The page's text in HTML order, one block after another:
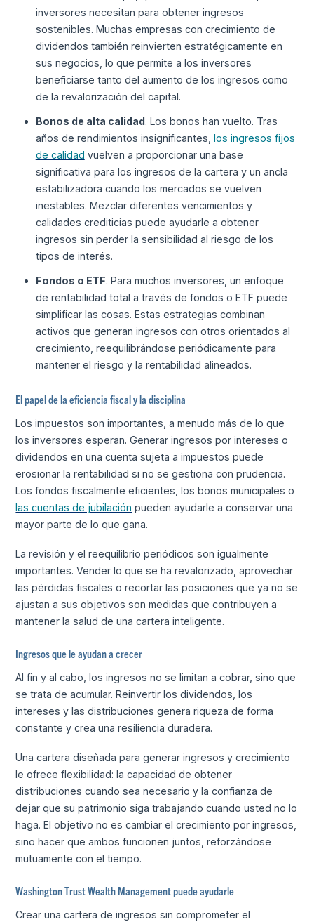
inversores necesitan para obtener ingresos
sostenibles. Muchas empresas con crecimiento de
dividendos también reinvierten estratégicamente en
sus negocios, lo que permite a los inversores
beneficiarse tanto del aumento de los ingresos como
de la revalorización del capital.
Bonos de alta calidad. Los bonos han vuelto. Tras
años de rendimientos insignificantes, los ingresos fijos
de calidad vuelven a proporcionar una base
significativa para los ingresos de la cartera y un ancla
estabilizadora cuando los mercados se vuelven
inestables. Mezclar diferentes vencimientos y
calidades crediticias puede ayudarle a obtener
ingresos sin perder la sensibilidad al riesgo de los
tipos de interés.
Fondos o ETF. Para muchos inversores, un enfoque
de rentabilidad total a través de fondos o ETF puede
simplificar las cosas. Estas estrategias combinan
activos que generan ingresos con otros orientados al
crecimiento, reequilibrándose periódicamente para
mantener el riesgo y la rentabilidad alineados.
El papel de la eficiencia fiscal y la disciplina
Los impuestos son importantes, a menudo más de lo que
los inversores esperan. Generar ingresos por intereses o
dividendos en una cuenta sujeta a impuestos puede
erosionar la rentabilidad si no se gestiona con prudencia.
Los fondos fiscalmente eficientes, los bonos municipales o
las cuentas de jubilación pueden ayudarle a conservar una
mayor parte de lo que gana.
La revisión y el reequilibrio periódicos son igualmente
importantes. Vender lo que se ha revalorizado, aprovechar
las pérdidas fiscales o recortar las posiciones que ya no se
ajustan a sus objetivos son medidas que contribuyen a
mantener la salud de una cartera inteligente.
Ingresos que le ayudan a crecer
Al fin y al cabo, los ingresos no se limitan a cobrar, sino que
se trata de acumular. Reinvertir los dividendos, los
intereses y las distribuciones genera riqueza de forma
constante y crea una resiliencia duradera.
Una cartera diseñada para generar ingresos y crecimiento
le ofrece flexibilidad: la capacidad de obtener
distribuciones cuando sea necesario y la confianza de
dejar que su patrimonio siga trabajando cuando usted no lo
haga. El objetivo no es cambiar el crecimiento por ingresos,
sino hacer que ambos funcionen juntos, reforzándose
mutuamente con el tiempo.
Washington Trust Wealth Management puede ayudarle
Crear una cartera de ingresos sin comprometer el